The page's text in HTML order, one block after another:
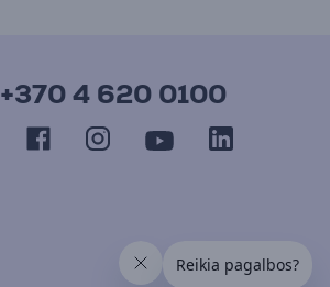
+370 4 620 0100